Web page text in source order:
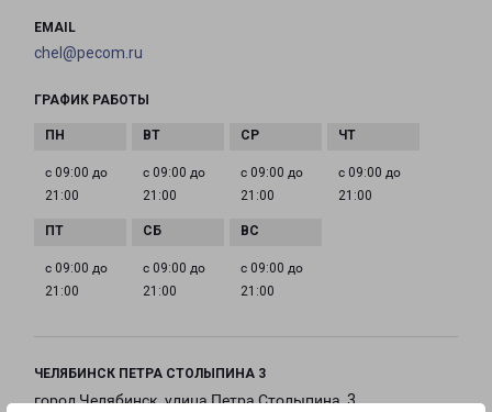
EMAIL
chel@pecom.ru
ГРАФИК РАБОТЫ
с 09:00 до
21:00
с 09:00 до
21:00
с 09:00 до
21:00
с 09:00 до
21:00
с 09:00 до
21:00
с 09:00 до
21:00
с 09:00 до
21:00
ЧЕЛЯБИНСК ПЕТРА СТОЛЫПИНА 3
город Челябинск, улица Петра Столыпина, 3